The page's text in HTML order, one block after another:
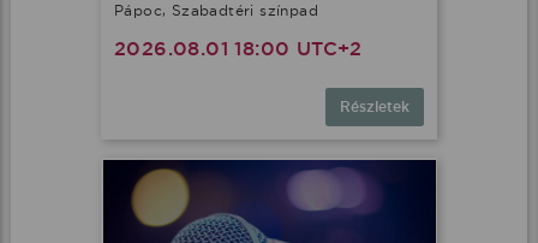
Pápoc, Szabadtéri színpad
2026.08.01 18:00 UTC+2
Részletek